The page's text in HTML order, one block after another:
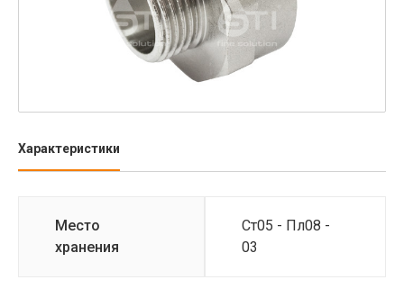
Характеристики
Место
хранения
Ст05 - Пл08 -
03